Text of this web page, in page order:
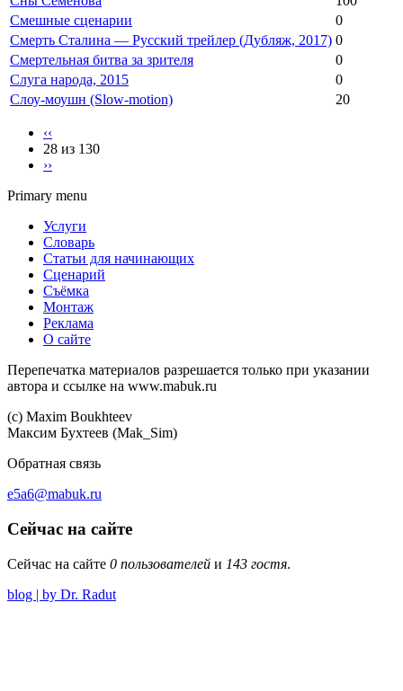
Смешные сценарии
0
Смерть Сталина — Русский трейлер (Дубляж, 2017) 0
Смертельная битва за зрителя
0
Слуга народа, 2015
0
Слоу-моушн (Slow-motion)
20
‹‹
28 из 130
››
Primary menu
Услуги
Словарь
Статьи для начинающих
Сценарий
Съёмка
Монтаж
Реклама
О сайте
Перепечатка материалов разрешается только при указании
автора и ссылке на www.mabuk.ru
(c) Maхim Boukhteev
Максим Бухтеев (Mak_Sim)
Обратная связь
e5a6@mabuk.ru
Сейчас на сайте
Сейчас на сайте 0 пользователей и 143 гостя.
blog | by Dr. Radut